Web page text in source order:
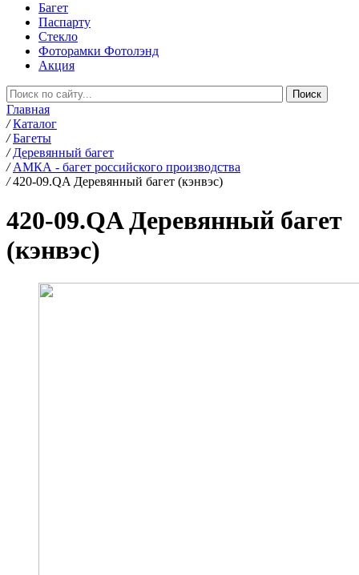
Багет
Паспарту
Стекло
Фоторамки Фотолэнд
Акция
Главная
/ Каталог
/ Багеты
/ Деревянный багет
/ АМКА - багет российского производства
/ 420-09.QA Деревянный багет (кэнвэс)
420-09.QA Деревянный багет
(кэнвэс)